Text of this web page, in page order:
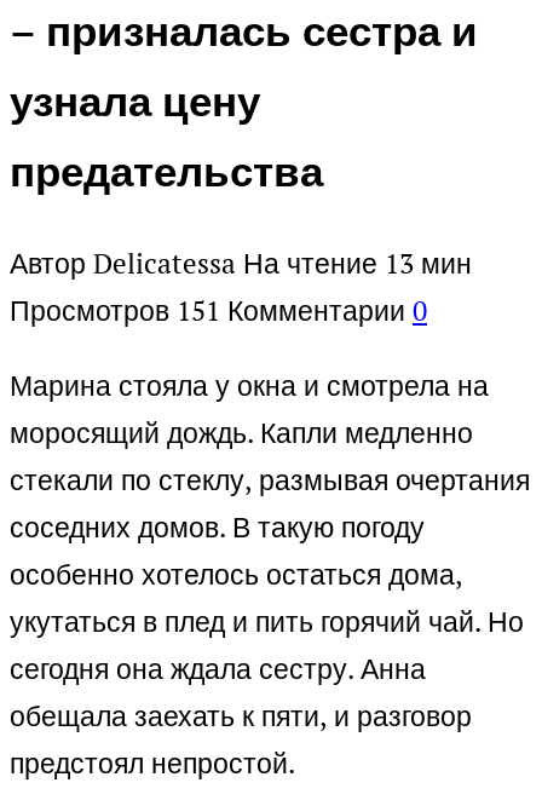
– призналась сестра и
узнала цену
предательства
Автор Delicatessa На чтение 13 мин
Просмотров 151 Комментарии 0
Марина стояла у окна и смотрела на
моросящий дождь. Капли медленно
стекали по стеклу, размывая очертания
соседних домов. В такую погоду
особенно хотелось остаться дома,
укутаться в плед и пить горячий чай. Но
сегодня она ждала сестру. Анна
обещала заехать к пяти, и разговор
предстоял непростой.